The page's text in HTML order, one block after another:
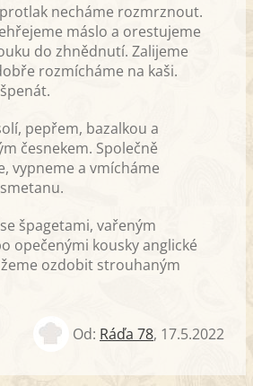
necháme rozmrznout.
máslo a orestujeme
do zhnědnutí. Zalijeme
rozmícháme na kaši.
pepřem, bazalkou a
česnekem. Společně
vypneme a vmícháme
špagetami, vařeným
opečenými kousky anglické
ozdobit strouhaným
Od: Ráďa 78, 17.5.2022